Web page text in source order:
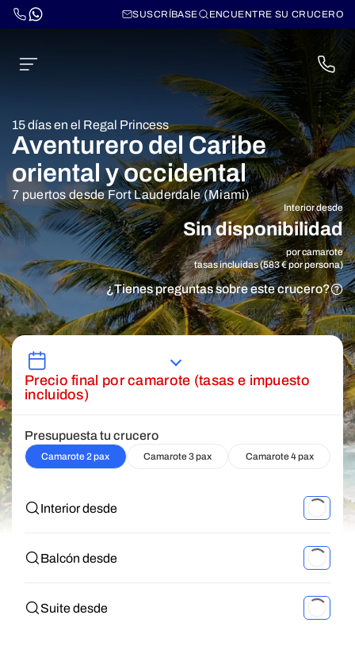
SUSCRÍBASE ENCUENTRE SU CRUCERO
15 días en el Regal Princess
Aventurero del Caribe
oriental y occidental
7 puertos desde Fort Lauderdale (Miami)
Interior desde
Sin disponibilidad
por camarote
tasas incluidas (583 € por persona)
¿Tienes preguntas sobre este crucero?
Precio final por camarote (tasas e impuesto
incluidos)
Presupuesta tu crucero
Camarote 2 pax Camarote 3 pax Camarote 4 pax
Interior desde
Balcón desde
Suite desde